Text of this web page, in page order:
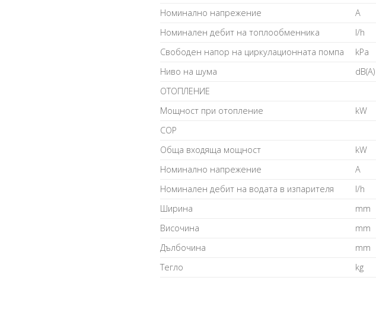
Номинално напрежение
A
Номинален дебит на топлообменника
I/h
Свободен напор на циркулационната помпа
kPa
Ниво на шума
dB(A)
ОТОПЛЕНИЕ
Мощност при отопление
kW
COP
Обща входяща мощност
kW
Номинално напрежение
A
Номинален дебит на водата в изпарителя
I/h
Ширина
mm
Височина
mm
Дълбочина
mm
Тегло
kg